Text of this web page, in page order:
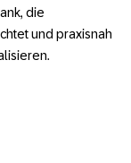
die
und praxisnah